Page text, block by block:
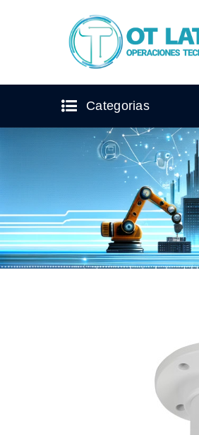
Categorias